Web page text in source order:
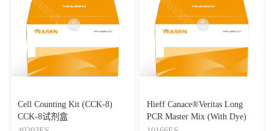
Cell Counting Kit (CCK-8)
CCK-8试剂盒
Hieff Canace®Veritas Long
PCR Master Mix (With Dye)